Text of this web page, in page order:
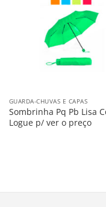
GUARDA-CHUVAS E CAPAS
Sombrinha Pq Pb Lisa
Logue p/ ver o preço